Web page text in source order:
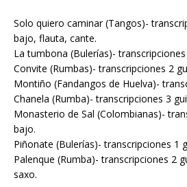
Solo quiero caminar (Tangos)-
bajo, flauta, cante.
La tumbona (Bulerías)-
Convite (Rumbas)- transcripciones 2
Montiño (Fandangos de Huelva)-
Chanela (Rumba)- transcripciones 3
Monasterio de Sal (Colombianas)-
bajo.
Piñonate (Bulerías)- transcripciones 1
Palenque (Rumba)- transcripciones 2
saxo.